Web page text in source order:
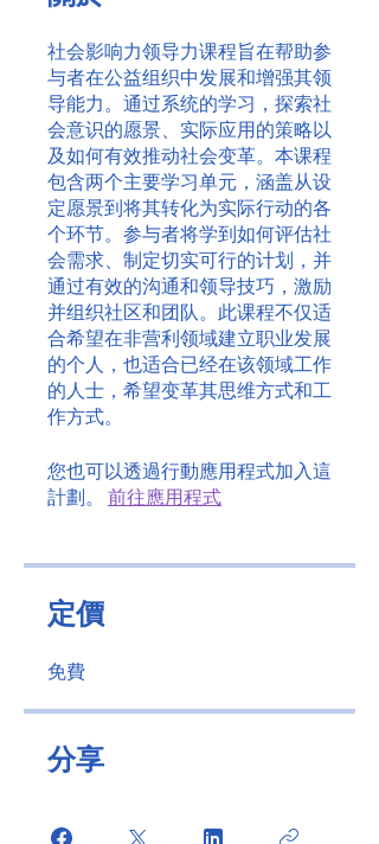
社会影响力领导力课程旨在帮助参
与者在公益组织中发展和增强其领
导能力。通过系统的学习，探索社
会意识的愿景、实际应用的策略以
及如何有效推动社会变革。本课程
包含两个主要学习单元，涵盖从设
定愿景到将其转化为实际行动的各
个环节。参与者将学到如何评估社
会需求、制定切实可行的计划，并
通过有效的沟通和领导技巧，激励
并组织社区和团队。此课程不仅适
合希望在非营利领域建立职业发展
的个人，也适合已经在该领域工作
的人士，希望变革其思维方式和工
作方式。
您也可以透過行動應用程式加入這
計劃。
前往應用程式
定價
免費
分享